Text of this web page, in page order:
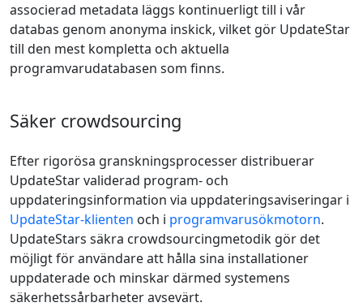
associerad metadata läggs kontinuerligt till i vår
databas genom anonyma inskick, vilket gör UpdateStar
till den mest kompletta och aktuella
programvarudatabasen som finns.
Säker crowdsourcing
Efter rigorösa granskningsprocesser distribuerar
UpdateStar validerad program- och
uppdateringsinformation via uppdateringsaviseringar i
UpdateStar-klienten och i programvarusökmotorn.
UpdateStars säkra crowdsourcingmetodik gör det
möjligt för användare att hålla sina installationer
uppdaterade och minskar därmed systemens
säkerhetssårbarheter avsevärt.